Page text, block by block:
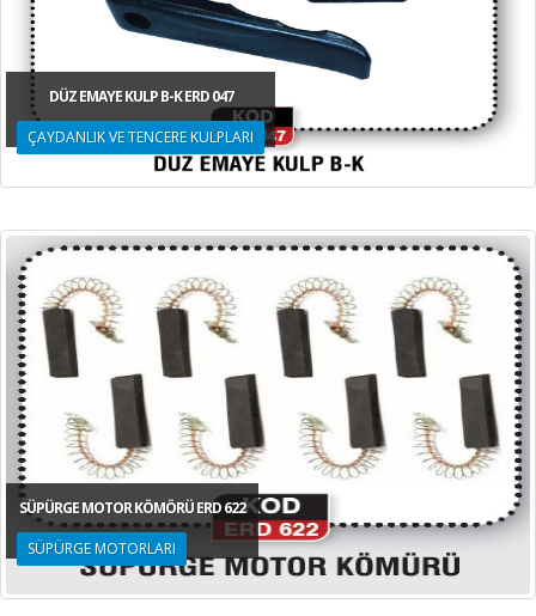
DÜZ EMAYE KULP B-K ERD 047
ÇAYDANLIK VE TENCERE KULPLARI
SÜPÜRGE MOTOR KÖMÖRÜ ERD 622
SÜPÜRGE MOTORLARI